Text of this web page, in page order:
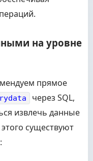
на уровне
прямое
через SQL,
извлечь данные
существуют